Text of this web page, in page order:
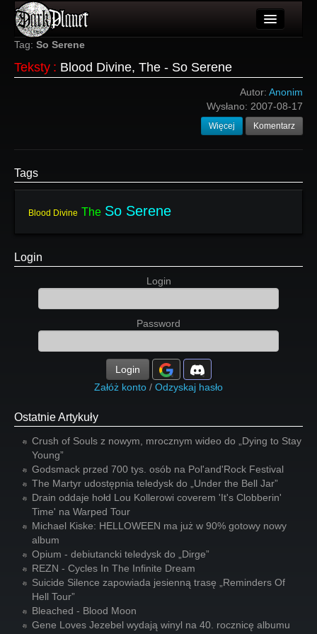
Artykuły
Użytkownicy
Więcej
Login
Tag: So Serene
Teksty : Blood Divine, The - So Serene
Autor: Anonim
Wysłano: 2007-08-17
Więcej Komentarz
Tags
Blood Divine The So Serene
Login
Login
Password
Login
Załóż konto / Odzyskaj hasło
Ostatnie Artykuły
Crush of Souls z nowym, mrocznym wideo do „Dying to Stay
Young”
Godsmack przed 700 tys. osób na Pol'and'Rock Festival
The Martyr udostępnia teledysk do „Under the Bell Jar”
Drain oddaje hołd Lou Kollerowi coverem 'It's Clobberin'
Time' na Warped Tour
Michael Kiske: HELLOWEEN ma już w 90% gotowy nowy
album
Opium - debiutancki teledysk do „Dirge”
REZN - Cycles In The Infinite Dream
Suicide Silence zapowiada jesienną trasę „Reminders Of
Hell Tour”
Bleached - Blood Moon
Gene Loves Jezebel wydają winyl na 40. rocznicę albumu